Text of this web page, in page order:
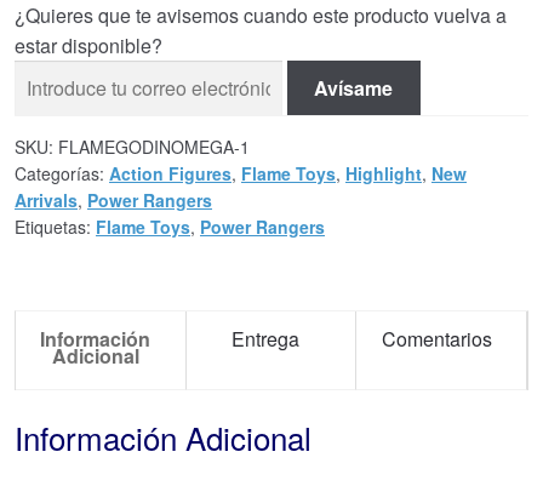
¿Quieres que te avisemos cuando este producto vuelva a
estar disponible?
Avísame
SKU: FLAMEGODINOMEGA-1
Categorías: Action Figures, Flame Toys, Highlight, New
Arrivals, Power Rangers
Etiquetas: Flame Toys, Power Rangers
Información
Adicional
Entrega Comentarios
Información Adicional